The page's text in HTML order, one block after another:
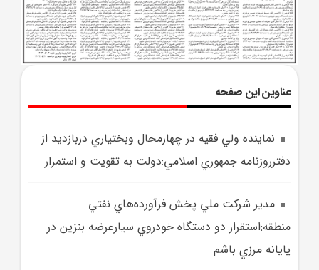
عناوین این صفحه
نماينده ولي فقيه در چهارمحال وبختياري دربازديد از
دفترروزنامه جمهوري اسلامي:دولت به تقويت و استمرار
مدير شرکت ملي پخش فرآورده‌هاي نفتي
منطقه:استقرار دو دستگاه خودروي سيارعرضه بنزين در
پايانه مرزي باشم